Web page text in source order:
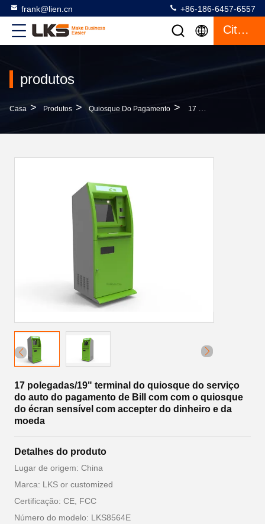
frank@lien.cn +86-186-6457-6557
Citações
produtos
Casa > Produtos > Quiosque Do Pagamento > 17 Polegadas/19" Terminal Do Quiosque Do Serviço Do Auto Do Pagamento De Bill Com Com O Quiosque Do Écran Sensível Com Accepter Do Dinheiro E Da Moeda
17 polegadas/19" terminal do quiosque do serviço
do auto do pagamento de Bill com com o quiosque
do écran sensível com accepter do dinheiro e da
moeda
Detalhes do produto
Lugar de origem: China
Marca: LKS or customized
Certificação: CE, FCC
Número do modelo: LKS8564E